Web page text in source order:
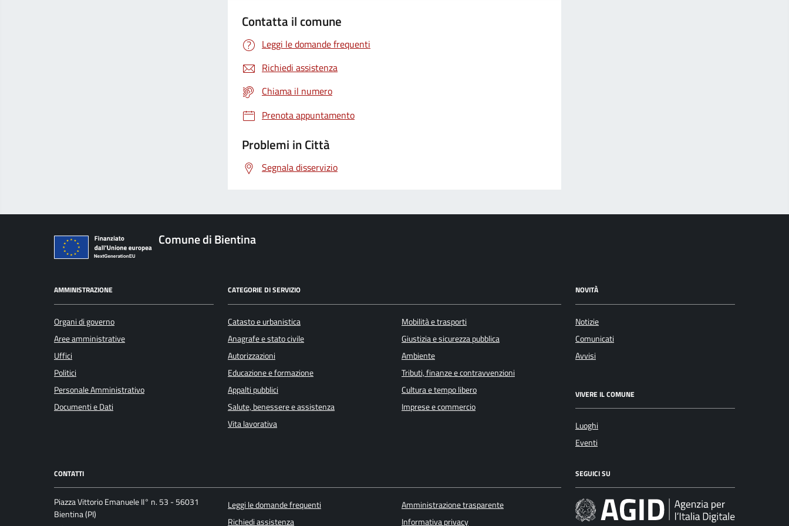
Contatta il comune
Leggi le domande frequenti
Richiedi assistenza
Chiama il numero
Prenota appuntamento
Problemi in Città
Segnala disservizio
Comune di Bientina
AMMINISTRAZIONE
Organi di governo
Aree amministrative
Uffici
Politici
Personale Amministrativo
Documenti e Dati
CATEGORIE DI SERVIZIO
Catasto e urbanistica
Anagrafe e stato civile
Autorizzazioni
Educazione e formazione
Appalti pubblici
Salute, benessere e assistenza
Vita lavorativa
Mobilità e trasporti
Giustizia e sicurezza pubblica
Ambiente
Tributi, finanze e contravvenzioni
Cultura e tempo libero
Imprese e commercio
NOVITÀ
Notizie
Comunicati
Avvisi
VIVERE IL COMUNE
Luoghi
Eventi
CONTATTI
Piazza Vittorio Emanuele II° n. 53 - 56031
Bientina (PI)
Leggi le domande frequenti
Richiedi assistenza
Amministrazione trasparente
Informativa privacy
SEGUICI SU